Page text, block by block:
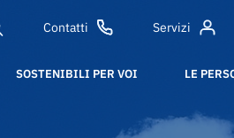
Contatti Servizi
SOSTENIBILI PER VOI LE